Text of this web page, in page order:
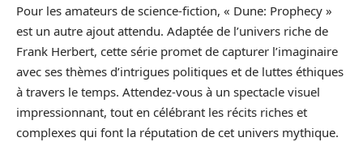
Pour les amateurs de science-fiction, « Dune: Prophecy »
est un autre ajout attendu. Adaptée de l’univers riche de
Frank Herbert, cette série promet de capturer l’imaginaire
avec ses thèmes d’intrigues politiques et de luttes éthiques
à travers le temps. Attendez-vous à un spectacle visuel
impressionnant, tout en célébrant les récits riches et
complexes qui font la réputation de cet univers mythique.